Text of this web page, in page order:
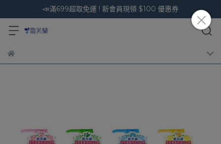
📣滿699超取免運 ! 新會員現領 $100 優惠券